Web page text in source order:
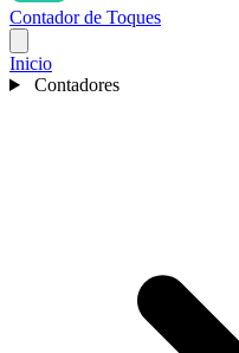
Contador de Toques
Inicio
Contadores